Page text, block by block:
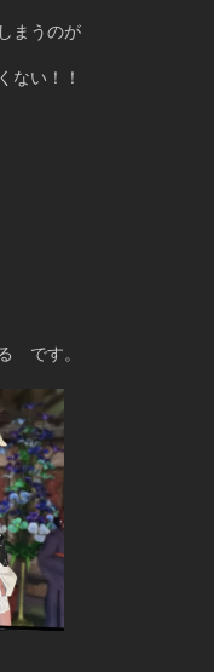
まうのが
ない！！
　です。